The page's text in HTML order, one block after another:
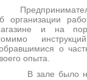
Предприниматель
организации
и на
о
опыта.
В зале было